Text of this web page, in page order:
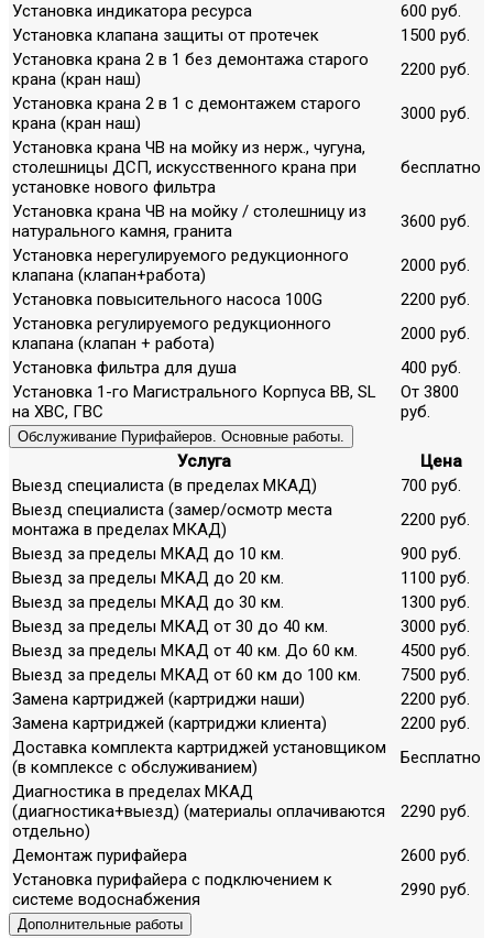
Установка индикатора ресурса
600 руб.
Установка клапана защиты от протечек
1500 руб.
Установка крана 2 в 1 без демонтажа старого
крана (кран наш)
2200 руб.
Установка крана 2 в 1 с демонтажем старого
крана (кран наш)
3000 руб.
Установка крана ЧВ на мойку из нерж., чугуна,
столешницы ДСП, искусственного крана при
установке нового фильтра
бесплатно
Установка крана ЧВ на мойку / столешницу из
натурального камня, гранита
3600 руб.
Установка нерегулируемого редукционного
клапана (клапан+работа)
2000 руб.
Установка повысительного насоса 100G
2200 руб.
Установка регулируемого редукционного
клапана (клапан + работа)
2000 руб.
Установка фильтра для душа
400 руб.
Установка 1-го Магистрального Корпуса ВВ, SL
на ХВС, ГВС
От 3800
руб.
Обслуживание Пурифайеров. Основные работы.
Услуга
Цена
Выезд специалиста (в пределах МКАД)
700 руб.
Выезд специалиста (замер/осмотр места
монтажа в пределах МКАД)
2200 руб.
Выезд за пределы МКАД до 10 км.
900 руб.
Выезд за пределы МКАД до 20 км.
1100 руб.
Выезд за пределы МКАД до 30 км.
1300 руб.
Выезд за пределы МКАД от 30 до 40 км.
3000 руб.
Выезд за пределы МКАД от 40 км. До 60 км.
4500 руб.
Выезд за пределы МКАД от 60 км до 100 км.
7500 руб.
Замена картриджей (картриджи наши)
2200 руб.
Замена картриджей (картриджи клиента)
2200 руб.
Доставка комплекта картриджей установщиком
(в комплексе с обслуживанием)
Бесплатно
Диагностика в пределах МКАД
(диагностика+выезд) (материалы оплачиваются
отдельно)
2290 руб.
Демонтаж пурифайера
2600 руб.
Установка пурифайера с подключением к
системе водоснабжения
2990 руб.
Дополнительные работы